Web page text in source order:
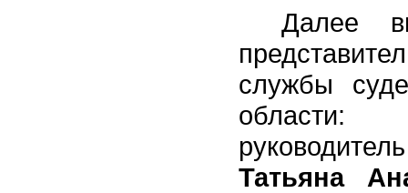
Далее
службы
Татьяна